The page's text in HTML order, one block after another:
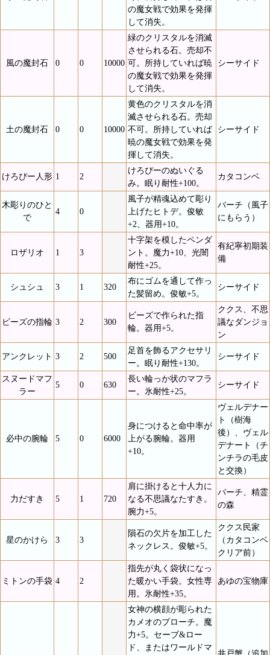
の魔女戦で効果を発揮
して消失。
風の魔封石 0 0 10000
緑のクリスタルを消滅
させられる石。売却不
可。所持していれば暁
の魔女戦で効果を発揮
して消失。
シーサイド
土の魔封石 0 0 10000
黄色のクリスタルを消
滅させられる石。売却
不可。所持していれば
暁の魔女戦で効果を発
揮して消失。
シーサイド
けろぴー人形 1 2
けろぴーのぬいぐる
み。眠り耐性+100。
カタコンベ
木彫りのひと
で
4 0
風子が精魂込めて彫り
上げたヒトデ。俊敏
+2、器用+10。
バーチ（風子
にもらう）
ロザリオ 1 3
十字架を模したペンダ
ント。魔力+10、光闇
耐性+25。
有紀寧初期装
備
シュシュ 3 1 320
布にゴムを通して作っ
た髪留め。俊敏+5。
シーサイド
ビーズの指輪 3 2 300
ビーズで作られた指
輪。器用+5。
ククス、不思
議なダンジョ
ン
アンクレット 3 2 500
足首を飾るアクセサリ
ー。眠り耐性+130。
シーサイド
スヌードマフ
ラー
5 0 630
長い輪っか状のマフラ
ー。氷耐性+25。
シーサイド
必中の腕輪 5 0 6000
身につけると命中率が
上がる腕輪。器用
+10。
ヴェルデナー
ト（樹海
後）、ヴェル
デナート（チ
ンチラの毛皮
と交換）
力だすき 5 1 720
肩に掛けると十人力に
なる不思議なたすき。
腕力+5。
バーチ、精霊
の森
星のかけら 3 3
隕石の欠片を加工した
ネックレス。俊敏+5。
ククス民家
（カタコンベ
クリア前）
ミトンの手袋 4 2
指先が丸く袋状になっ
た暖かい手袋。女性専
用。氷耐性+35。
あゆの宝物庫
女神の横顔が彫られた
カメオのブローチ。魔
力+5。セーブ&ロー
ド、またはワールドマ
井戸蟹（追加